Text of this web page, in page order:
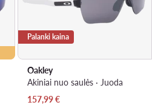
Palanki kaina
Oakley
Akiniai nuo saulės · Juoda
Dabartinė kaina
157,99€